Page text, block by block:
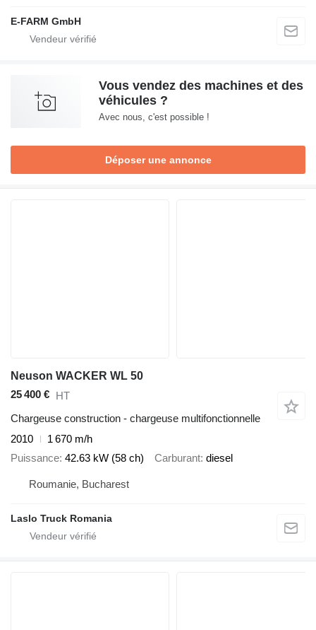
E-FARM GmbH
Vous vendez des machines et des
véhicules ?
Avec nous, c'est possible !
Déposer une annonce
Neuson WACKER WL 50
25 400 € HT
Chargeuse construction - chargeuse multifonctionnelle
2010
1 670 m/h
Puissance 42.63 kW (58 ch) Carburant diesel
Roumanie, Bucharest
Laslo Truck Romania